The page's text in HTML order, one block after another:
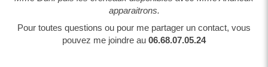
apparaitrons.
Pour toutes questions ou pour me partager un contact, vous
pouvez me joindre au 06.68.07.05.24